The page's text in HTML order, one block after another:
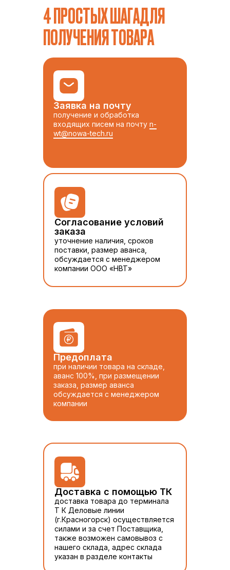
4 ПРОСТЫХ ШАГАДЛЯ
ПОЛУЧЕНИЯ ТОВАРА
Заявка на почту
получение и обработка
входящих писем на почту n-
wt@nowa-tech.ru
Предоплата
при наличии товара на складе,
аванс 100%, при размещении
заказа, размер аванса
обсуждается с менеджером
компании
Доставка с помощью ТК
доставка товара до терминала
Т К Деловые линии
(г.Красногорск) осуществляется
силами и за счет Поставщика,
также возможен самовывоз с
нашего склада, адрес склада
указан в разделе контакты
Согласование условий
заказа
уточнение наличия, сроков
поставки, размер аванса,
обсуждается с менеджером
компании ООО «НВТ»